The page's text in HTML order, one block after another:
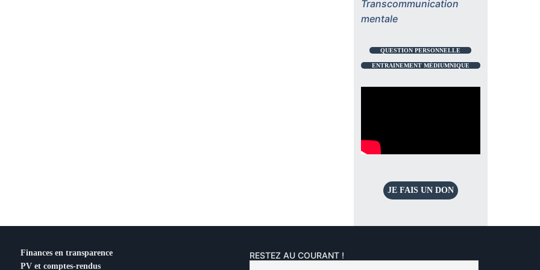
Transcommunication
mentale
QUESTION PERSONNELLE
ENTRAINEMENT MÉDIUMNIQUE
JE FAIS UN DON
Finances en transparence
PV et comptes-rendus
RESTEZ AU COURANT !